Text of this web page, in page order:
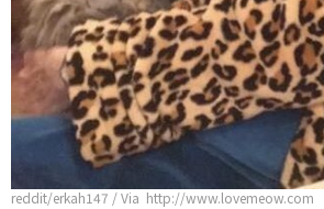
reddit/erkah147 / Via http://www.lovemeow.com